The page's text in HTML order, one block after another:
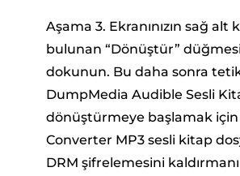
Aşama 3. Ekranınızın sağ alt
bulunan “Dönüştür”
dokunun. Bu daha sonra
DumpMedia Audible Sesli
dönüştürmeye başlamak
Converter MP3 sesli kitap
DRM şifrelemesini